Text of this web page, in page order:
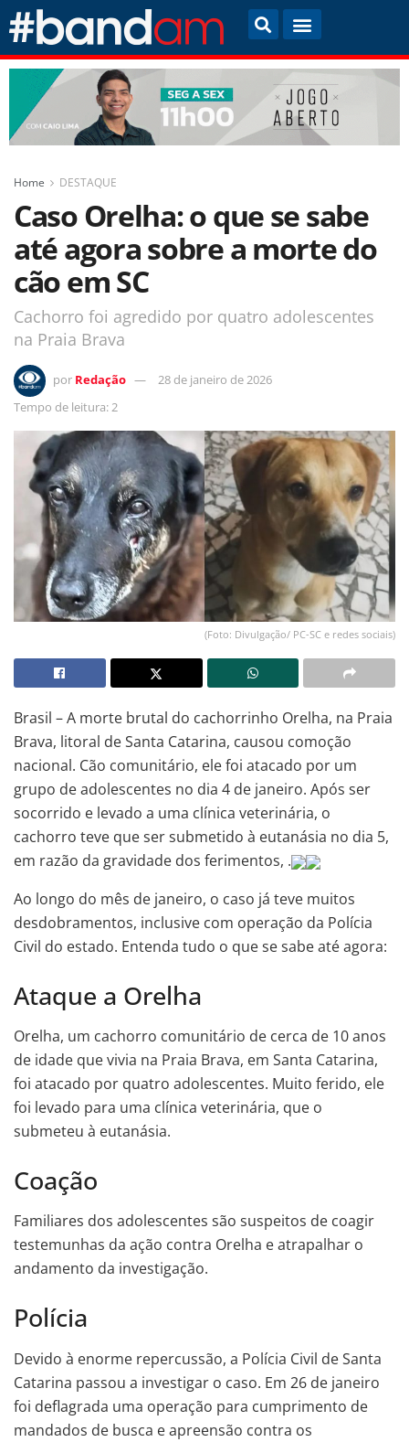
Home DESTAQUE
Caso Orelha: o que se sabe
até agora sobre a morte do
cão em SC
Cachorro foi agredido por quatro adolescentes
na Praia Brava
por Redação
28 de janeiro de 2026
Tempo de leitura: 2
(Foto: Divulgação/ PC-SC e redes sociais)
Brasil – A morte brutal do cachorrinho Orelha, na Praia
Brava, litoral de Santa Catarina, causou comoção
nacional. Cão comunitário, ele foi atacado por um
grupo de adolescentes no dia 4 de janeiro. Após ser
socorrido e levado a uma clínica veterinária, o
cachorro teve que ser submetido à eutanásia no dia 5,
em razão da gravidade dos ferimentos, .
Ao longo do mês de janeiro, o caso já teve muitos
desdobramentos, inclusive com operação da Polícia
Civil do estado. Entenda tudo o que se sabe até agora:
Ataque a Orelha
Orelha, um cachorro comunitário de cerca de 10 anos
de idade que vivia na Praia Brava, em Santa Catarina,
foi atacado por quatro adolescentes. Muito ferido, ele
foi levado para uma clínica veterinária, que o
submeteu à eutanásia.
Coação
Familiares dos adolescentes são suspeitos de coagir
testemunhas da ação contra Orelha e atrapalhar o
andamento da investigação.
Polícia
Devido à enorme repercussão, a Polícia Civil de Santa
Catarina passou a investigar o caso. Em 26 de janeiro
foi deflagrada uma operação para cumprimento de
mandados de busca e apreensão contra os